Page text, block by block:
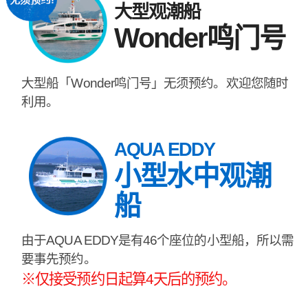
大型观潮船
Wonder鸣门号
大型船「Wonder鸣门号」无须预约。欢迎您随时
利用。
AQUA EDDY
小型水中观潮
船
由于AQUA EDDY是有46个座位的小型船，所以需
要事先预约。
※仅接受预约日起算4天后的预约。